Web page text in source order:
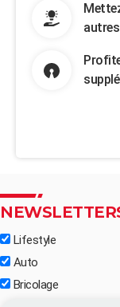
Lifestyle
Auto
Bricolage